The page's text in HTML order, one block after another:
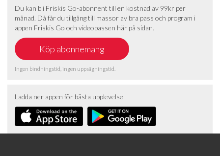
Du kan bli Friskis Go-abonnent till en kostnad av 99kr per
månad. Då får du tillgång till massor av bra pass och program i
appen Friskis Go och videopassen här på sidan.
Ingen bindningstid, ingen uppsägningstid.
Ladda ner appen för bästa upplevelse